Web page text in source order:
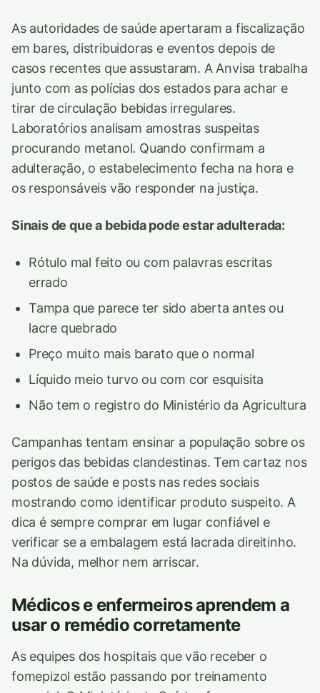
As autoridades de saúde apertaram a fiscalização
em bares, distribuidoras e eventos depois de
casos recentes que assustaram. A Anvisa trabalha
junto com as polícias dos estados para achar e
tirar de circulação bebidas irregulares.
Laboratórios analisam amostras suspeitas
procurando metanol. Quando confirmam a
adulteração, o estabelecimento fecha na hora e
os responsáveis vão responder na justiça.
Sinais de que a bebida pode estar adulterada:
Rótulo mal feito ou com palavras escritas
errado
Tampa que parece ter sido aberta antes ou
lacre quebrado
Preço muito mais barato que o normal
Líquido meio turvo ou com cor esquisita
Não tem o registro do Ministério da Agricultura
Campanhas tentam ensinar a população sobre os
perigos das bebidas clandestinas. Tem cartaz nos
postos de saúde e posts nas redes sociais
mostrando como identificar produto suspeito. A
dica é sempre comprar em lugar confiável e
verificar se a embalagem está lacrada direitinho.
Na dúvida, melhor nem arriscar.
Médicos e enfermeiros aprendem a
usar o remédio corretamente
As equipes dos hospitais que vão receber o
fomepizol estão passando por treinamento